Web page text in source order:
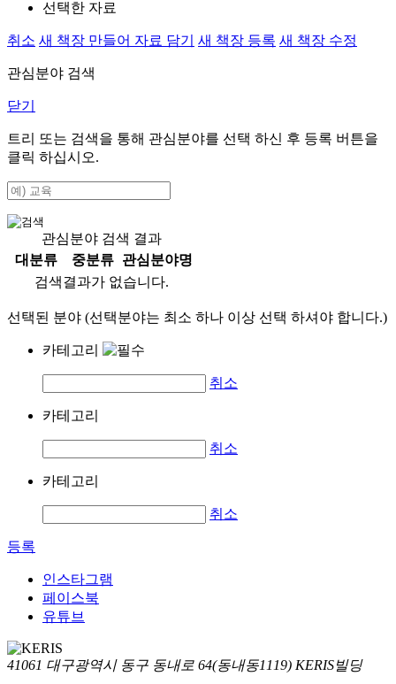
선택한 자료
취소 새 책장 만들어 자료 담기 새 책장 등록 새 책장 수정
관심분야 검색
닫기
트리 또는 검색을 통해 관심분야를 선택 하신 후 등록 버튼을
클릭 하십시오.
관심분야 검색 결과
대분류
중분류
관심분야명
검색결과가 없습니다.
선택된 분야 (선택분야는 최소 하나 이상 선택 하셔야 합니다.)
카테고리
취소
카테고리
취소
카테고리
취소
등록
인스타그램
페이스북
유튜브
41061 대구광역시 동구 동내로 64(동내동1119) KERIS빌딩